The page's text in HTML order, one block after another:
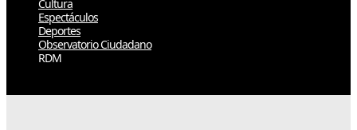
Cultura
Espectáculos
Deportes
Observatorio Ciudadano
RDM